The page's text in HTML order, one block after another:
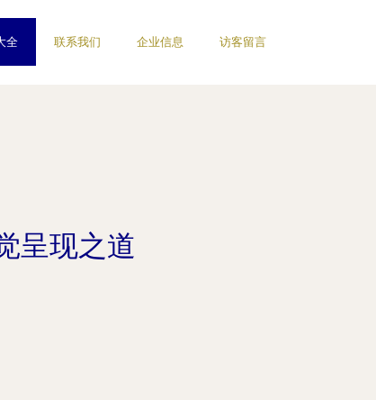
全 联系我们 企业信息 访客留言
呈现之道